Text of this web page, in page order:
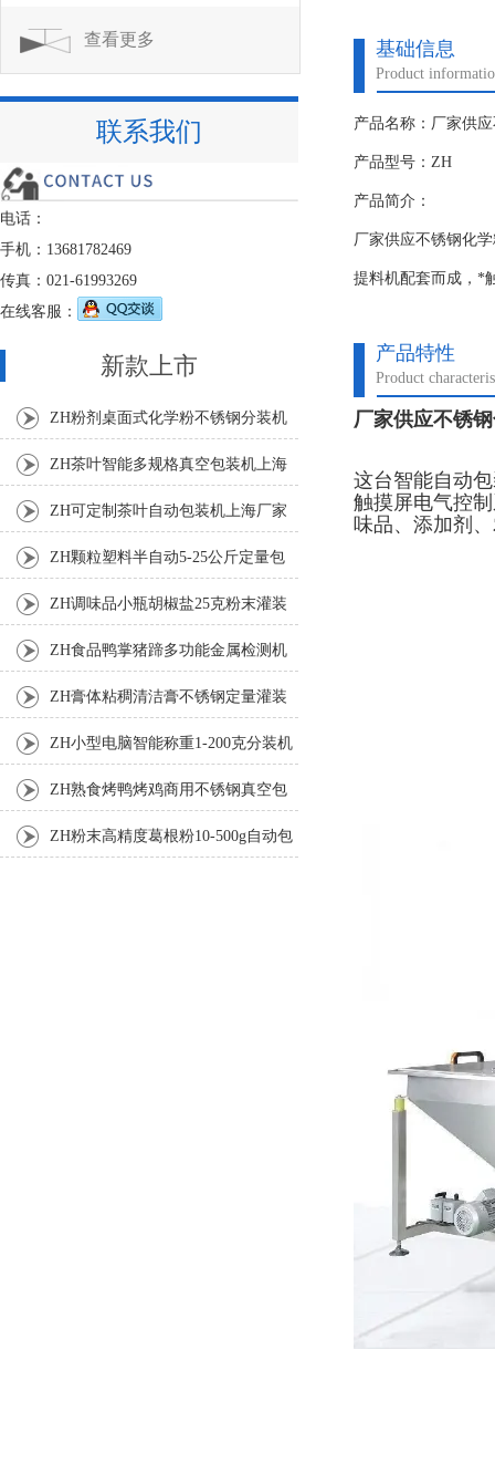
基础信息
Product
产品名称：厂家供
产品型号：ZH
产品简介：
厂家供应不锈钢化
提料机配套而成，*
产品特性
Product
厂家供应不锈
这台智能自动
触摸屏电气控
味品、添加剂
查看更多
联系我们
电话：
手机：13681782469
传真：021-61993269
在线客服：
新款上市
ZH粉剂桌面式化学粉不锈钢分装机
ZH茶叶智能多规格真空包装机上海
厂家 ZH可定制茶叶自动包装机上海厂家
ZH颗粒塑料半自动5-25公斤定量包
装机 ZH调味品小瓶胡椒盐25克粉末灌装
ZH食品鸭掌猪蹄多功能金属检测机
ZH膏体粘稠清洁膏不锈钢定量灌装
机厂家 ZH小型电脑智能称重1-200克分装机
ZH熟食烤鸭烤鸡商用不锈钢真空包
装机 ZH粉末高精度葛根粉10-500g自动包